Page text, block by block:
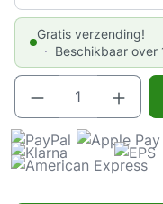
Gratis verzending!
Beschikbaar